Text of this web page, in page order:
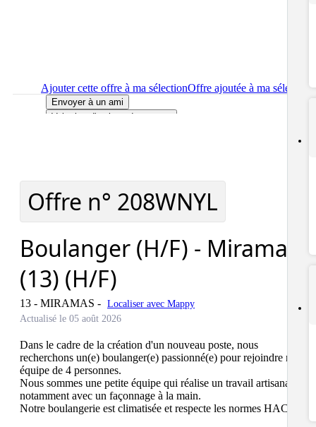
Ajouter cette offre à ma sélectionOffre ajoutée à ma sélection
Envoyer à un ami
Voir plus d'options de partage
Offre n° 208WNYL
Boulanger (H/F) - Miramas
(13) (H/F)
13 - MIRAMAS - Localiser avec Mappy
Actualisé le 05 août 2026
Dans le cadre de la création d'un nouveau poste, nous
recherchons un(e) boulanger(e) passionné(e) pour rejoindre notre
équipe de 4 personnes.
Nous sommes une petite équipe qui réalise un travail artisanal,
notamment avec un façonnage à la main.
Notre boulangerie est climatisée et respecte les normes HACCP.